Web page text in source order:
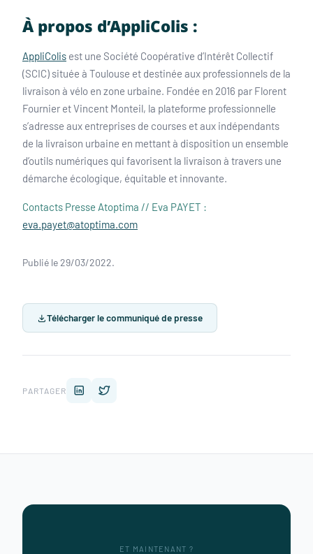
À propos d’AppliColis :
AppliColis est une Société Coopérative d’Intérêt Collectif
(SCIC) située à Toulouse et destinée aux professionnels de la
livraison à vélo en zone urbaine. Fondée en 2016 par Florent
Fournier et Vincent Monteil, la plateforme professionnelle
s’adresse aux entreprises de courses et aux indépendants
de la livraison urbaine en mettant à disposition un ensemble
d’outils numériques qui favorisent la livraison à travers une
démarche écologique, équitable et innovante.
Contacts Presse Atoptima // Eva PAYET :
eva.payet@atoptima.com
Publié le 29/03/2022.
Télécharger le communiqué de presse
PARTAGER
ET MAINTENANT ?